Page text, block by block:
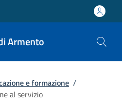
Armento
e formazione /
al servizio